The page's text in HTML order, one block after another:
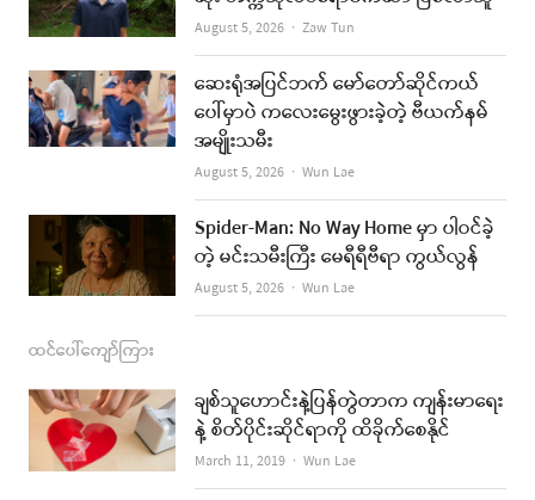
o
o
k
g
r
a
m
b
August 5, 2026 Author
Zaw Tun
ဆေးရုံအပြင်ဘက် မော်တော်ဆိုင်ကယ်
ပေါ်မှာပဲ ကလေးမွေးဖွားခဲ့တဲ့ ဗီယက်နမ်
အမျိုးသမီး
August 5, 2026 Author
Wun Lae
Spider-Man: No Way Home မှာ ပါဝင်ခဲ့
တဲ့ မင်းသမီးကြီး မေရီရီဗီရာ ကွယ်လွန်
August 5, 2026 Author
Wun Lae
ထင်ပေါ်ကျော်ကြား
ချစ်သူဟောင်းနဲ့ပြန်တွဲတာက ကျန်းမာရေး
နဲ့ စိတ်ပိုင်းဆိုင်ရာကို ထိခိုက်စေနိုင်
March 11, 2019 Author
Wun Lae